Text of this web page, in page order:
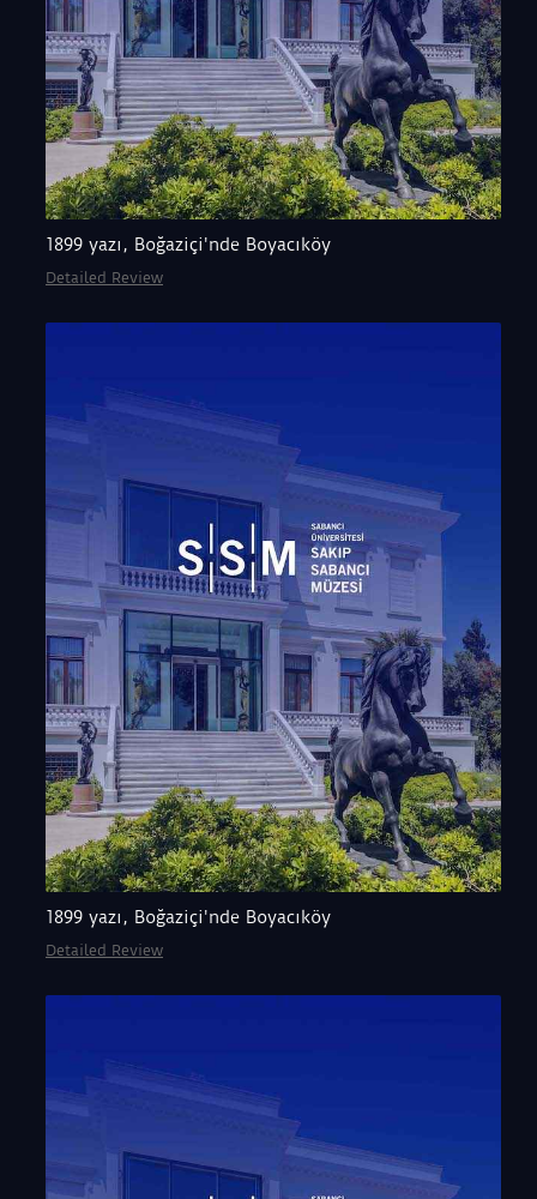
1899 yazı, Boğaziçi'nde Boyacıköy
Detailed Review
1899 yazı, Boğaziçi'nde Boyacıköy
Detailed Review